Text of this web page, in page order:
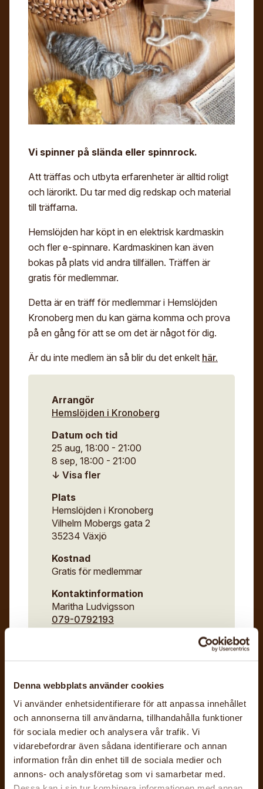
Denna webbplats använder cookies
Vi använder enhetsidentifierare för att anpassa innehållet
och annonserna till användarna, tillhandahålla funktioner
för sociala medier och analysera vår trafik. Vi
vidarebefordrar även sådana identifierare och annan
information från din enhet till de sociala medier och
annons- och analysföretag som vi samarbetar med.
Digitalt museum
Stipendier
Gesäll- och mästarbrev
Immateriellt kulturarv
Mina sidor
Sök
Eng
Vi spinner på slända eller spinnrock.
Att träffas och utbyta erfarenheter är alltid roligt
och lärorikt. Du tar med dig redskap och material
till träffarna.
Hemslöjden har köpt in en elektrisk kardmaskin
och fler e-spinnare. Kardmaskinen kan även
bokas på plats vid andra tillfällen. Träffen är
gratis för medlemmar.
Detta är en träff för medlemmar i Hemslöjden
Kronoberg men du kan gärna komma och prova
på en gång för att se om det är något för dig.
Är du inte medlem än så blir du det enkelt här.
Arrangör
Hemslöjden i Kronoberg
Datum och tid
25 aug, 18:00 - 21:00
8 sep, 18:00 - 21:00
22 sep, 18:00 - 21:00
20 okt, 18:00 - 21:00
3 nov, 18:00 - 21:00
17 nov, 18:00 - 21:00
1 dec, 18:00 - 21:00
Plats
Hemslöjden i Kronoberg
Vilhelm Mobergs gata 2
35234 Växjö
Kostnad
Gratis för medlemmar
Kontaktinformation
Maritha Ludvigsson
079-0792193
Senast uppdaterad: 28 juni 2026
För- och efternamn*
E-post*
Jag godkänner att mina uppgifter angivna i formuläret
hanteras av Hemslöjden enligt